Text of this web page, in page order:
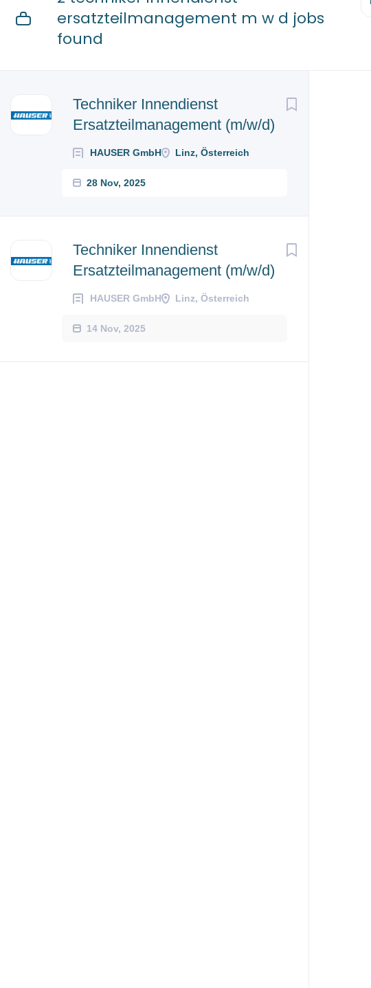
ersatzteilmanagement m w d jobs
found
Techniker Innendienst
Ersatzteilmanagement (m/w/d)
HAUSER GmbH Linz, Österreich
28 Nov, 2025
Techniker Innendienst
Ersatzteilmanagement (m/w/d)
HAUSER GmbH Linz, Österreich
14 Nov, 2025